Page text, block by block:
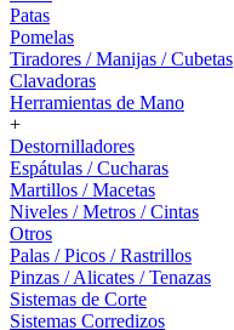
Patas
Pomelas
Tiradores / Manijas / Cubetas
Clavadoras
Herramientas de Mano
+
Destornilladores
Espátulas / Cucharas
Martillos / Macetas
Niveles / Metros / Cintas
Otros
Palas / Picos / Rastrillos
Pinzas / Alicates / Tenazas
Sistemas de Corte
Sistemas Corredizos